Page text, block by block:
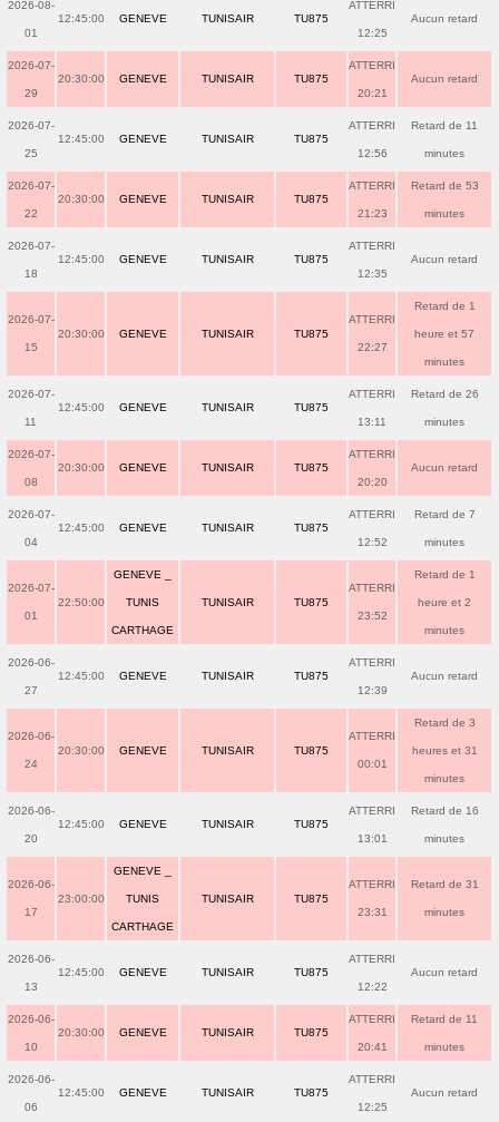
2026-08-
01
12:45:00 GENEVE TUNISAIR TU875
ATTERRI
12:25
Aucun retard
2026-07-
29
20:30:00 GENEVE TUNISAIR TU875
ATTERRI
20:21
Aucun retard
2026-07-
25
12:45:00 GENEVE TUNISAIR TU875
ATTERRI
12:56
Retard de 11
minutes
2026-07-
22
20:30:00 GENEVE TUNISAIR TU875
ATTERRI
21:23
Retard de 53
minutes
2026-07-
18
12:45:00 GENEVE TUNISAIR TU875
ATTERRI
12:35
Aucun retard
2026-07-
15
20:30:00 GENEVE TUNISAIR TU875
ATTERRI
22:27
Retard de 1
heure et 57
minutes
2026-07-
11
12:45:00 GENEVE TUNISAIR TU875
ATTERRI
13:11
Retard de 26
minutes
2026-07-
08
20:30:00 GENEVE TUNISAIR TU875
ATTERRI
20:20
Aucun retard
2026-07-
04
12:45:00 GENEVE TUNISAIR TU875
ATTERRI
12:52
Retard de 7
minutes
2026-07-
01
22:50:00
GENEVE _
TUNIS
CARTHAGE
TUNISAIR TU875
ATTERRI
23:52
Retard de 1
heure et 2
minutes
2026-06-
27
12:45:00 GENEVE TUNISAIR TU875
ATTERRI
12:39
Aucun retard
2026-06-
24
20:30:00 GENEVE TUNISAIR TU875
ATTERRI
00:01
Retard de 3
heures et 31
minutes
2026-06-
20
12:45:00 GENEVE TUNISAIR TU875
ATTERRI
13:01
Retard de 16
minutes
2026-06-
17
23:00:00
GENEVE _
TUNIS
CARTHAGE
TUNISAIR TU875
ATTERRI
23:31
Retard de 31
minutes
2026-06-
13
12:45:00 GENEVE TUNISAIR TU875
ATTERRI
12:22
Aucun retard
2026-06-
10
20:30:00 GENEVE TUNISAIR TU875
ATTERRI
20:41
Retard de 11
minutes
2026-06-
06
12:45:00 GENEVE TUNISAIR TU875
ATTERRI
12:25
Aucun retard